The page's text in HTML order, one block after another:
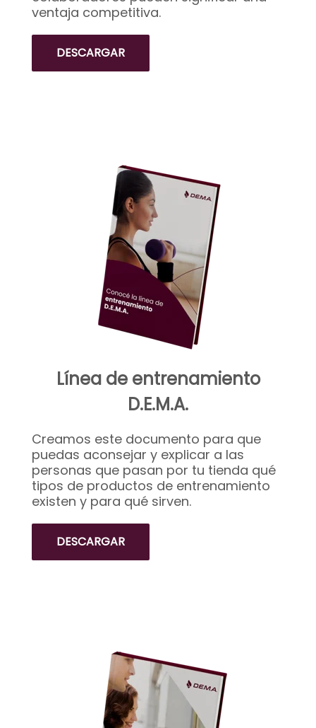
ventaja competitiva.
DESCARGAR
Línea de entrenamiento
D.E.M.A.
Creamos este documento para que
puedas aconsejar y explicar a las
personas que pasan por tu tienda qué
tipos de productos de entrenamiento
existen y para qué sirven.
DESCARGAR